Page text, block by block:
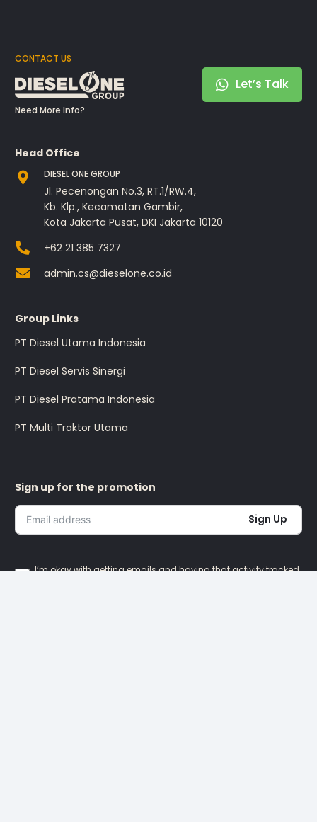
CONTACT US
Need More Info?
Let’s Talk
Head Office
DIESEL ONE GROUP
Jl. Pecenongan No.3, RT.1/RW.4,
Kb. Klp., Kecamatan Gambir,
Kota Jakarta Pusat, DKI Jakarta 10120
+62 21 385 7327
admin.cs@dieselone.co.id
Group Links
PT Diesel Utama Indonesia
PT Diesel Servis Sinergi
PT Diesel Pratama Indonesia
PT Multi Traktor Utama
Sign up for the promotion
Sign Up
I’m okay with getting emails and having that activity tracked